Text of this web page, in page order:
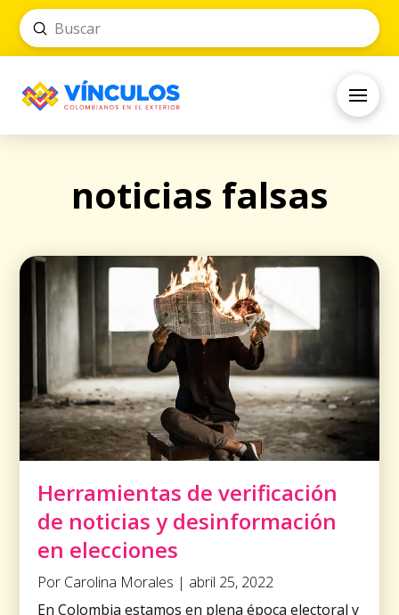
Search
Submit
noticias falsas
Herramientas de verificación
de noticias y desinformación
en elecciones
Por Carolina Morales | abril 25, 2022
En Colombia estamos en plena época electoral y